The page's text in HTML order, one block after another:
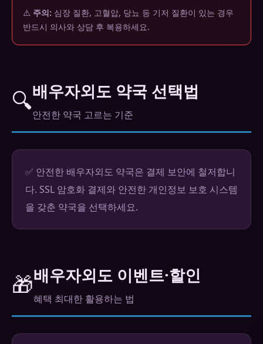
⚠️ 주의: 심장 질환, 고혈압, 당뇨 등 기저 질환이 있는 경우
반드시 의사와 상담 후 복용하세요.
🔍배우자외도 약국 선택법
안전한 약국 고르는 기준
✅ 안전한 배우자외도 약국은 결제 보안에 철저합니
다. SSL 암호화 결제와 안전한 개인정보 보호 시스템
을 갖춘 약국을 선택하세요.
🎁배우자외도 이벤트·할인
혜택 최대한 활용하는 법